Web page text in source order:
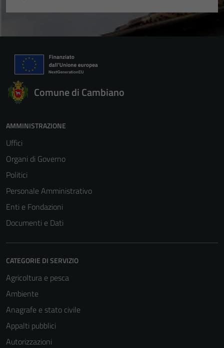
Comune di Cambiano
AMMINISTRAZIONE
Uffici
Organi di Governo
Politici
Personale Amministrativo
Enti e Fondazioni
Documenti e Dati
CATEGORIE DI SERVIZIO
Agricoltura e pesca
Ambiente
Anagrafe e stato civile
Appalti pubblici
Autorizzazioni